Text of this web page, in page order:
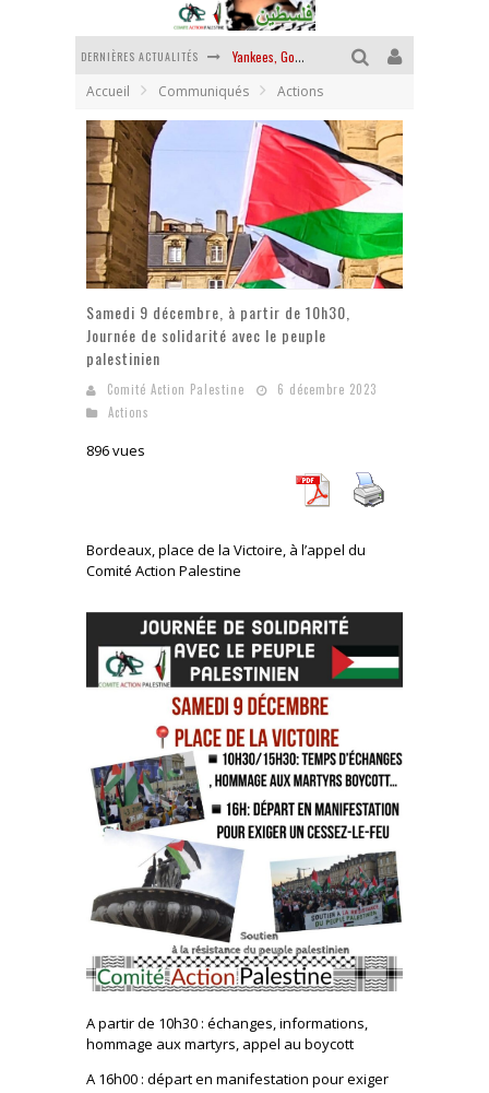
DERNIÈRES ACTUALITÉS Yankees, Go home !
Chantage terroriste
La révolution ou rien
La guerre sioniste, la guerre démographique
La banalité du mal colonial
Accueil Communiqués Actions
Samedi 9 décembre, à partir de 10h30,
Journée de solidarité avec le peuple
palestinien
Comité Action Palestine
6 décembre 2023
Actions
896 vues
Bordeaux, place de la Victoire, à l’appel du
Comité Action Palestine
A partir de 10h30 : échanges, informations,
hommage aux martyrs, appel au boycott
A 16h00 : départ en manifestation pour exiger